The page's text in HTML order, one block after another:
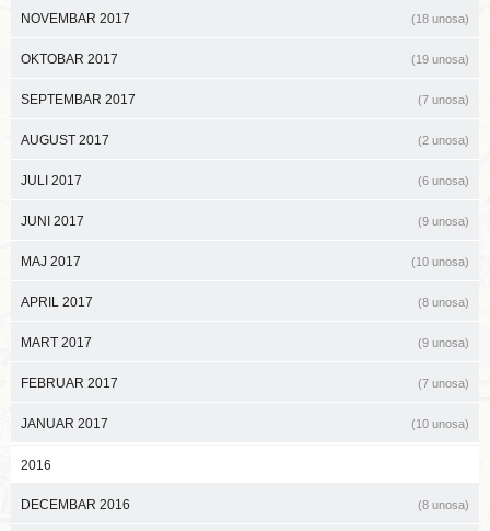
NOVEMBAR 2017 (18 unosa)
OKTOBAR 2017 (19 unosa)
SEPTEMBAR 2017 (7 unosa)
AUGUST 2017 (2 unosa)
JULI 2017 (6 unosa)
JUNI 2017 (9 unosa)
MAJ 2017 (10 unosa)
APRIL 2017 (8 unosa)
MART 2017 (9 unosa)
FEBRUAR 2017 (7 unosa)
JANUAR 2017 (10 unosa)
2016
DECEMBAR 2016 (8 unosa)